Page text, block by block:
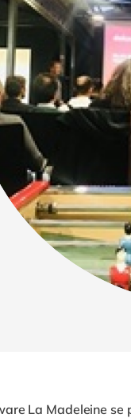
La Madeleine se